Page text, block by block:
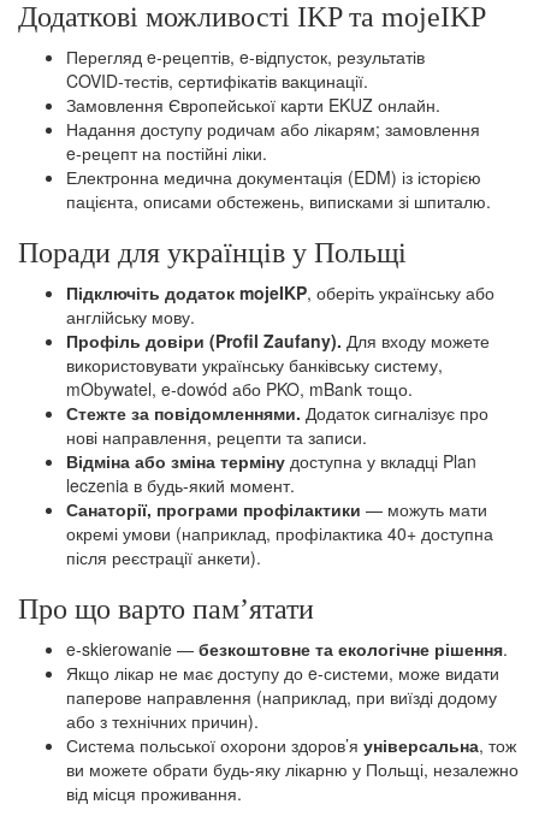
Додаткові можливості IKP та mojeIKP
Перегляд e‑рецептів, e‑відпусток, результатів
COVID‑тестів, сертифікатів вакцинації.
Замовлення Європейської карти EKUZ онлайн.
Надання доступу родичам або лікарям; замовлення
e‑рецепт на постійні ліки.
Електронна медична документація (EDM) із історією
пацієнта, описами обстежень, виписками зі шпиталю.
Поради для українців у Польщі
Підключіть додаток mojeIKP, оберіть українську або
англійську мову.
Профіль довіри (Profil Zaufany). Для входу можете
використовувати українську банківську систему,
mObywatel, e‑dowód або PKO, mBank тощо.
Стежте за повідомленнями. Додаток сигналізує про
нові направлення, рецепти та записи.
Відміна або зміна терміну доступна у вкладці Plan
leczenia в будь-який момент.
Санаторії, програми профілактики — можуть мати
окремі умови (наприклад, профілактика 40+ доступна
після реєстрації анкети).
Про що варто пам’ятати
e‑skierowanie — безкоштовне та екологічне рішення.
Якщо лікар не має доступу до e‑системи, може видати
паперове направлення (наприклад, при виїзді додому
або з технічних причин).
Система польської охорони здоров’я універсальна, тож
ви можете обрати будь-яку лікарню у Польщі, незалежно
від місця проживання.